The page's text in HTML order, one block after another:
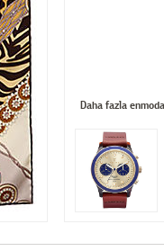
Daha fazla